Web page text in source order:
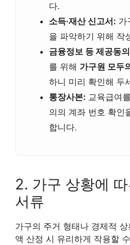
다.
소득·재산 신고서: 가
을 파악하기 위해 작
금융정보 등 제공동
를 위해 가구원 모두
하니 미리 확인해 두
통장사본: 교육급여
의의 계좌 번호 확인
합니다.
2. 가구 상황에
서류
가구의 주거 형태나 경제적
액 산정 시 유리하게 작용할